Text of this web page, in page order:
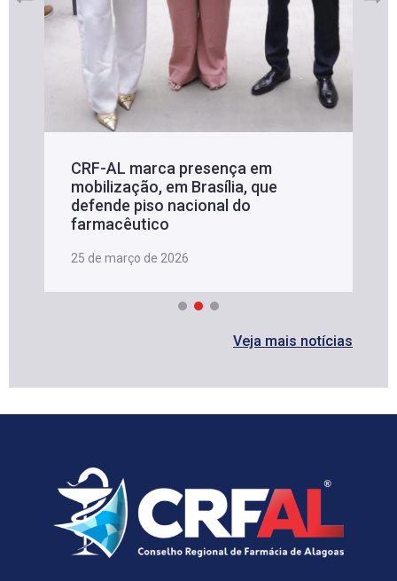
CRF-AL marca presença em
mobilização, em Brasília, que
defende piso nacional do
farmacêutico
25 de março de 2026
Veja mais notícias